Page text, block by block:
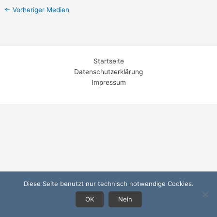
← Vorheriger Medien
Startseite
Datenschutzerklärung
Impressum
Diese Seite benutzt nur technisch notwendige Cookies.
OK
Nein